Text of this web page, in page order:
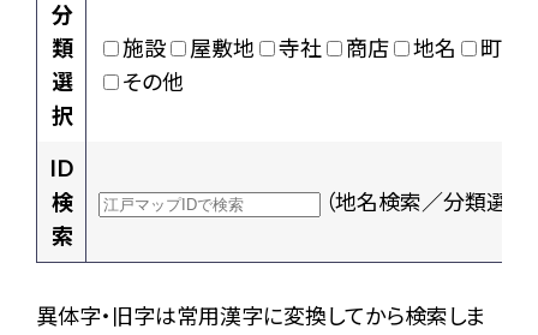
分
類
選
択
施設 屋敷地 寺社 商店 地名
町村
その他
ID
検
索
（地名検索／分類選択
異体字・旧字は常用漢字に変換してから検索しま